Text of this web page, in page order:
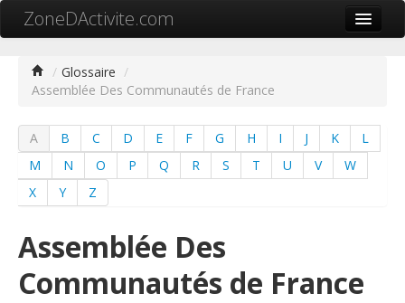
ZoneDActivite.com
Actualité
Cartographie ZA
Recherche avancée
Référencer ma zone
Mon ZA.com
/ Glossaire /
Assemblée Des Communautés de France
A B C D E F G H I J K
L
M
N O P Q R S T U V
W
X
Y Z
Assemblée Des
Communautés de France